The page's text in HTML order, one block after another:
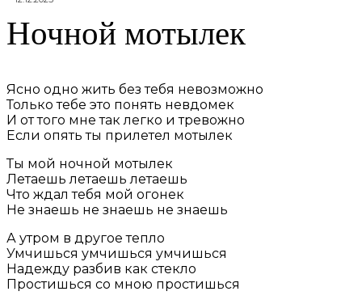
Ночной мотылек
Ясно одно жить без тебя невозможно
Только тебе это понять невдомек
И от того мне так легко и тревожно
Если опять ты прилетел мотылек
Ты мой ночной мотылек
Летаешь летаешь летаешь
Что ждал тебя мой огонек
Не знаешь не знаешь не знаешь
А утром в другое тепло
Умчишься умчишься умчишься
Надежду разбив как стекло
Простишься со мною простишься